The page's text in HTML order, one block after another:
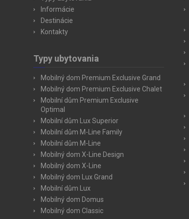
Informácie
Destinácie
Kontakty
Typy ubytovania
Mobilný dom Premium Exclusive Grand
Mobilný dom Premium Exclusive Chalet
Mobilní dům Premium Exclusive
Optimal
Mobilní dům Lux Superior
Mobilní dům M-Line Family
Mobilní dům M-Line
Mobilný dom X-Line Design
Mobilný dom X-Line
Mobilný dom Lux Grand
Mobilní dům Lux
Mobilný dom Domus
Mobilný dom Classic